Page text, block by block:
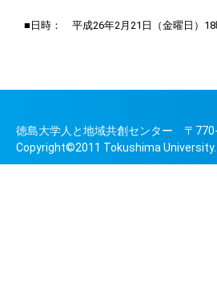
■日時： 平成26年2月21日（金曜日）
徳島大学人と地域共創センター 〒
Copyright©2011 Tokushima University.